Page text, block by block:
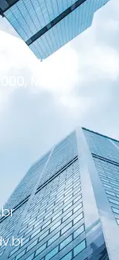
Andar -
Metrô